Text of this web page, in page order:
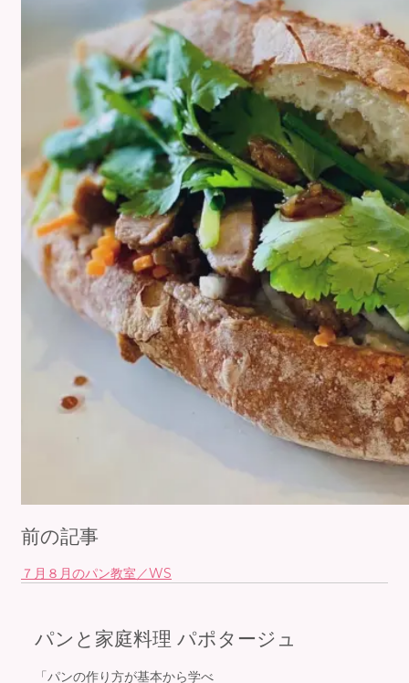
前の記事
７月８月のパン教室／WS
パンと家庭料理 パポタージュ
「パンの作り方が基本から学べ